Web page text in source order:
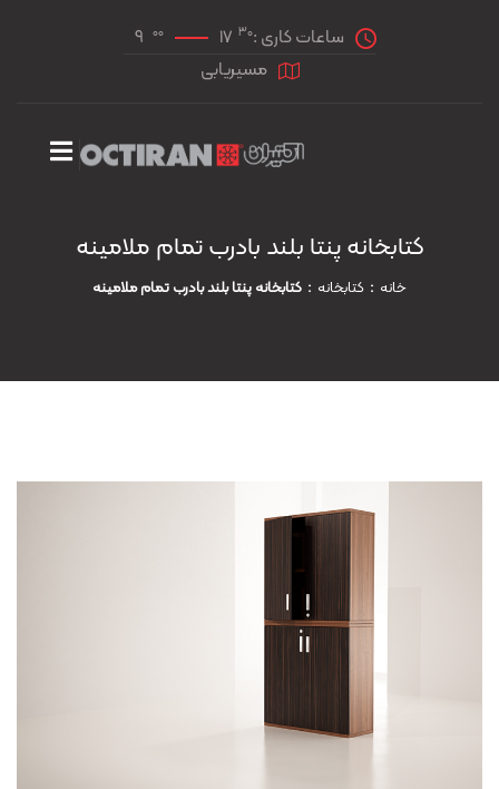
ساعات کاری : 17 30
9 00
مسیریابی
کتابخانه پنتا بلند بادرب تمام ملامينه
خانه کتابخانه کتابخانه پنتا بلند بادرب تمام ملامينه